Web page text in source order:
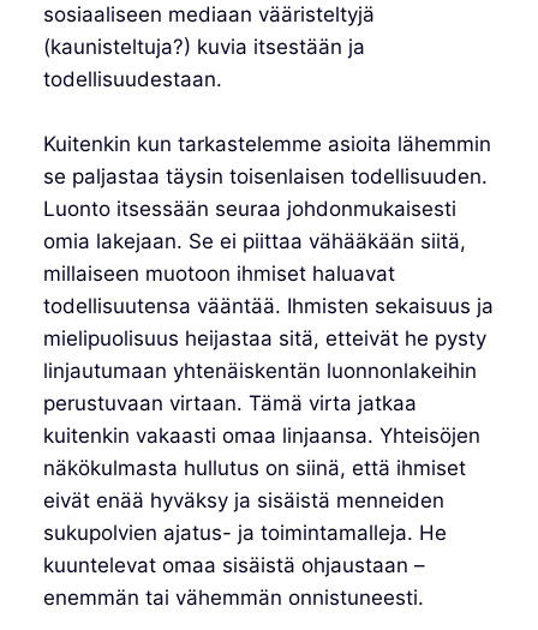
sosiaaliseen mediaan vääristeltyjä
(kaunisteltuja?) kuvia itsestään ja
todellisuudestaan.
Kuitenkin kun tarkastelemme asioita lähemmin
se paljastaa täysin toisenlaisen todellisuuden.
Luonto itsessään seuraa johdonmukaisesti
omia lakejaan. Se ei piittaa vähääkään siitä,
millaiseen muotoon ihmiset haluavat
todellisuutensa vääntää. Ihmisten sekaisuus ja
mielipuolisuus heijastaa sitä, etteivät he pysty
linjautumaan yhtenäiskentän luonnonlakeihin
perustuvaan virtaan. Tämä virta jatkaa
kuitenkin vakaasti omaa linjaansa. Yhteisöjen
näkökulmasta hullutus on siinä, että ihmiset
eivät enää hyväksy ja sisäistä menneiden
sukupolvien ajatus- ja toimintamalleja. He
kuuntelevat omaa sisäistä ohjaustaan –
enemmän tai vähemmän onnistuneesti.